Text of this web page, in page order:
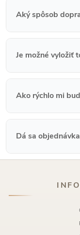
Aký spôsob
Je možné vyložiť
Ako rýchlo mi
Dá sa